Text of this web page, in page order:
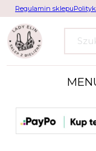
Regulamin sklepu
Szukaj